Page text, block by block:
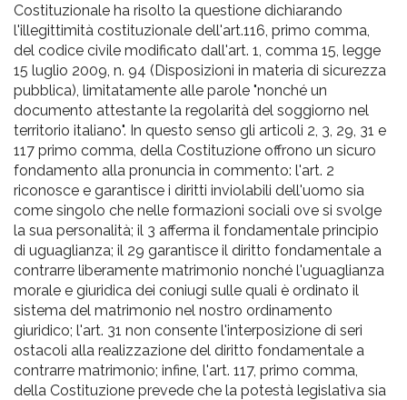
Costituzionale ha risolto la questione dichiarando
l'illegittimità costituzionale dell'art.116, primo comma,
del codice civile modificato dall'art. 1, comma 15, legge
15 luglio 2009, n. 94 (Disposizioni in materia di sicurezza
pubblica), limitatamente alle parole "nonché un
documento attestante la regolarità del soggiorno nel
territorio italiano". In questo senso gli articoli 2, 3, 29, 31 e
117 primo comma, della Costituzione offrono un sicuro
fondamento alla pronuncia in commento: l'art. 2
riconosce e garantisce i diritti inviolabili dell'uomo sia
come singolo che nelle formazioni sociali ove si svolge
la sua personalità; il 3 afferma il fondamentale principio
di uguaglianza; il 29 garantisce il diritto fondamentale a
contrarre liberamente matrimonio nonché l'uguaglianza
morale e giuridica dei coniugi sulle quali è ordinato il
sistema del matrimonio nel nostro ordinamento
giuridico; l'art. 31 non consente l'interposizione di seri
ostacoli alla realizzazione del diritto fondamentale a
contrarre matrimonio; infine, l'art. 117, primo comma,
della Costituzione prevede che la potestà legislativa sia